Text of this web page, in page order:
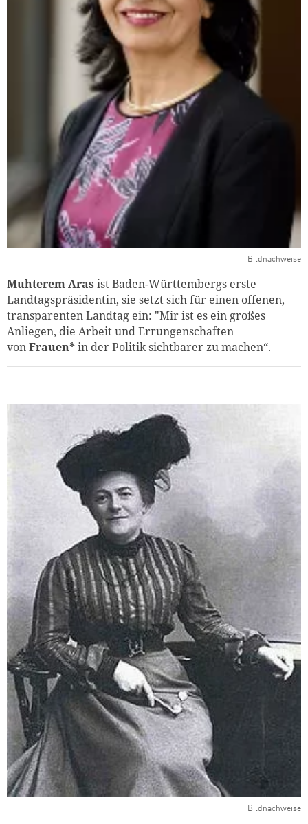
Bildnachweise
Muhterem Aras ist Baden-Württembergs erste
Landtagspräsidentin, sie setzt sich für einen offenen,
transparenten Landtag ein: "Mir ist es ein großes
Anliegen, die Arbeit und Errungenschaften
vonFrauen*in der Politik sichtbarer zu machen“.
Bildnachweise